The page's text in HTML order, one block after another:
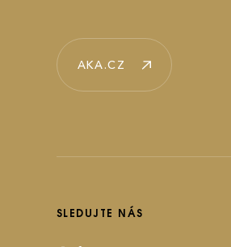
AKA.CZ
SLEDUJTE NÁS